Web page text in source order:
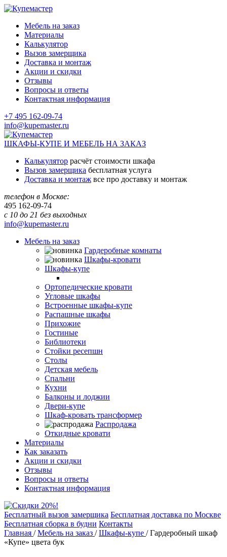
Мебель на заказ
Материалы
Калькулятор
Вызов замерщика
Доставка и монтаж
Акции и скидки
Отзывы
Вопросы и ответы
Контактная информация
+7 495 162-09-74
info@kupemaster.ru
ШКАФЫ-КУПЕ И МЕБЕЛЬ НА ЗАКАЗ
Калькулятор расчёт стоимости шкафа
Вызов замерщика бесплатная услуга
Доставка и монтаж все про доставку и монтаж
телефон в Москве:
495 162-09-74
с 10 до 21 без выходных
info@kupemaster.ru
Мебель на заказ
Гардеробные комнаты
Шкафы-кровати
Шкафы-купе
Ортопедические кровати
Угловые шкафы
Встроенные шкафы-купе
Распашные шкафы
Прихожие
Гостиные
Библиотеки
Стойки ресепшн
Столы
Детская мебель
Спальни
Кухни
Балконы и лоджии
Двери-купе
Шкаф-кровать трансформер
Распродажа
Откидные кровати
Материалы
Как заказать
Акции и скидки
Отзывы
Вопросы и ответы
Контактная информация
Бесплатный вызов замерщика Бесплатная доставка по Москве
Бесплатная сборка в будни Контакты
Главная /Мебель на заказ /Шкафы-купе /Гардеробный шкаф
«Купе» цвета бук